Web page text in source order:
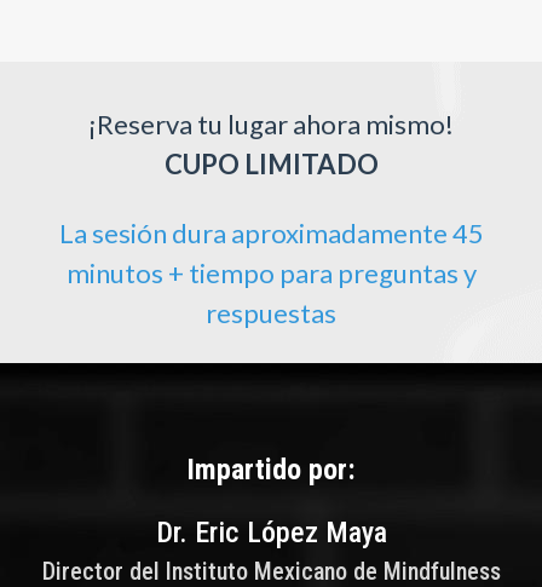
¡Reserva tu lugar ahora mismo!
CUPO LIMITADO
La sesión dura aproximadamente 45
minutos + tiempo para preguntas y
respuestas
Impartido por:
Dr. Eric López Maya
Director del Instituto Mexicano de Mindfulness